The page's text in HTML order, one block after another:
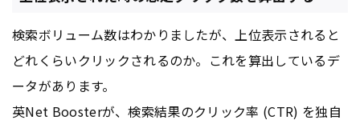
検索ボリューム数はわかりましたが、上位表示されると
どれくらいクリックされるのか。これを算出しているデ
ータがあります。
英Net Boosterが、検索結果のクリック率 (CTR) を独自